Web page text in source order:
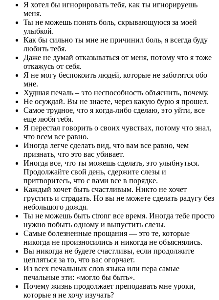
Я хотел бы игнорировать тебя, как ты игнорируешь
меня.
Ты не можешь понять боль, скрывающуюся за моей
улыбкой.
Как бы сильно ты мне не причинил боль, я всегда буду
любить тебя.
Даже не думай отказываться от меня, потому что я тоже
откажусь от себя.
Я не могу беспокоить людей, которые не заботятся обо
мне.
Худшая печаль – это неспособность объяснить, почему.
Не осуждай. Вы не знаете, через какую бурю я прошел.
Самое трудное, что я когда-либо сделаю, это уйти, все
еще любя тебя.
Я перестал говорить о своих чувствах, потому что знал,
что всем все равно.
Иногда легче сделать вид, что вам все равно, чем
признать, что это вас убивает.
Иногда все, что ты можешь сделать, это улыбнуться.
Продолжайте свой день, сдержите слезы и
притворитесь, что с вами все в порядке.
Каждый хочет быть счастливым. Никто не хочет
грустить и страдать. Но вы не можете сделать радугу без
небольшого дождя.
Ты не можешь быть сtronг все время. Иногда тебе просто
нужно побыть одному и выпустить слезы.
Самые болезненные прощания — это те, которые
никогда не произносились и никогда не объяснялись.
Вы никогда не будете счастливы, если продолжите
цепляться за то, что вас огорчает.
Из всех печальных слов языка или пера самые
печальные эти: «могло бы быть».
Почему жизнь продолжает преподавать мне уроки,
которые я не хочу изучать?